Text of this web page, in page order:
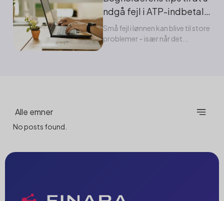
ndgå fejl i ATP-indbetali
nger
Små fejl i lønnen kan blive til store
problemer – især når det...
Alle emner
No posts found.